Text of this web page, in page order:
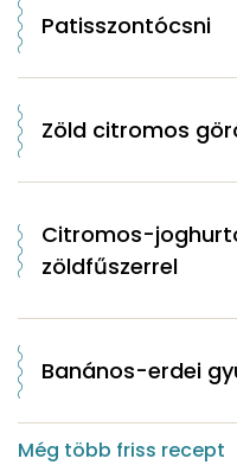
Patisszontócsni
Zöld citromos
Citromos-
zöldfűszerrel
Banános-erdei
Még több friss recept